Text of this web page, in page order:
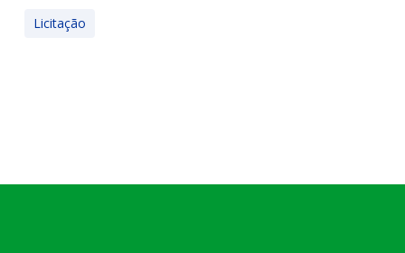
Licitação